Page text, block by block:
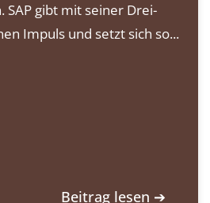
gibt mit seiner Drei-
Impuls und setzt sich so...
Beitrag lesen ➔